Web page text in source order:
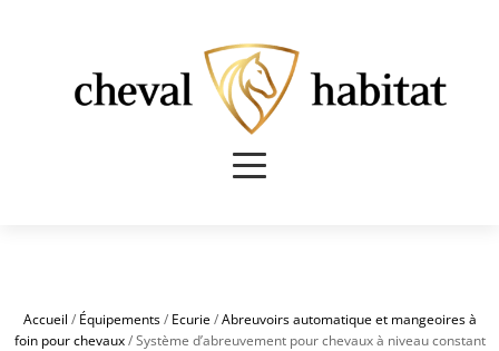
Accueil / Équipements/ Ecurie/Abreuvoirs automatique et mangeoires à
foin pour chevaux/ Système d’abreuvement pour chevaux à niveau constant